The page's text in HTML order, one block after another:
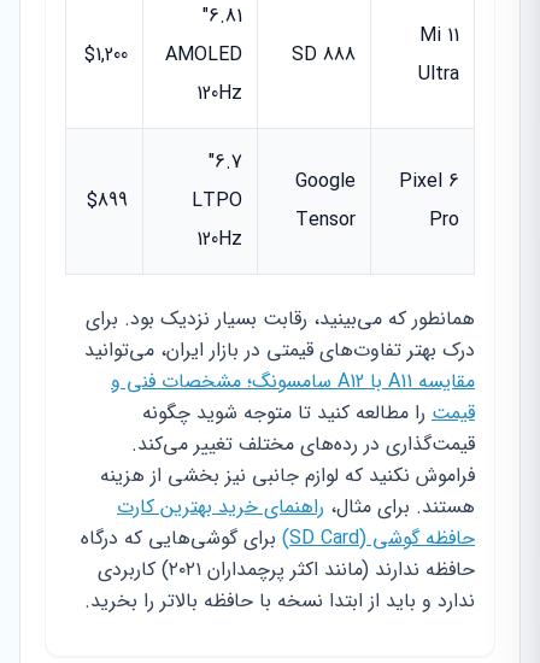
Mi 11
Ultra
SD 888
6.81"
AMOLED
120Hz
$1,200
Pixel 6
Pro
Google
Tensor
6.7"
LTPO
120Hz
$899
همانطور که می‌بینید، رقابت بسیار نزدیک بود. برای
درک بهتر تفاوت‌های قیمتی در بازار ایران، می‌توانید
مقایسه A11 با A12 سامسونگ؛ مشخصات فنی و
قیمت را مطالعه کنید تا متوجه شوید چگونه
قیمت‌گذاری در رده‌های مختلف تغییر می‌کند.
فراموش نکنید که لوازم جانبی نیز بخشی از هزینه
هستند. برای مثال، راهنمای خرید بهترین کارت
حافظه گوشی (SD Card)
برای گوشی‌هایی که درگاه
حافظه ندارند (مانند اکثر پرچمداران ۲۰۲۱) کاربردی
ندارد و باید از ابتدا نسخه با حافظه بالاتر را بخرید.